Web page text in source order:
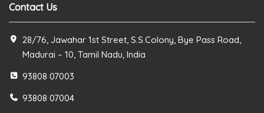
Contact Us
28/76, Jawahar 1st Street, S.S.Colony, Bye Pass Road,
Madurai – 10, Tamil Nadu, India
93808 07003
93808 07004